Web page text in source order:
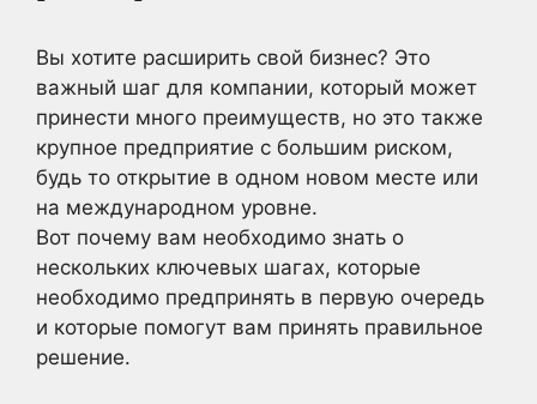
Вы хотите расширить свой бизнес? Это
важный шаг для компании, который может
принести много преимуществ, но это также
крупное предприятие с большим риском,
будь то открытие в одном новом месте или
на международном уровне.
Вот почему вам необходимо знать о
нескольких ключевых шагах, которые
необходимо предпринять в первую очередь
и которые помогут вам принять правильное
решение.